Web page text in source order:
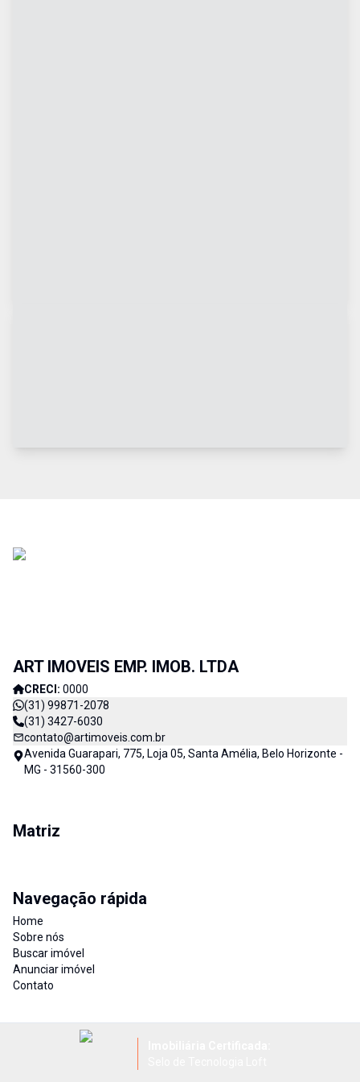
ART IMOVEIS EMP. IMOB. LTDA
CRECI: 0000
(31) 99871-2078
(31) 3427-6030
contato@artimoveis.com.br
Avenida Guarapari, 775, Loja 05, Santa Amélia, Belo Horizonte -
MG - 31560-300
Matriz
Navegação rápida
Home
Sobre nós
Buscar imóvel
Anunciar imóvel
Contato